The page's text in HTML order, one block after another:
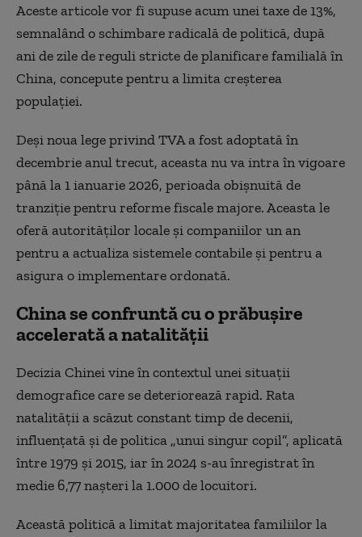
Aceste articole vor fi supuse acum unei taxe de 13%,
semnalând o schimbare radicală de politică, după
ani de zile de reguli stricte de planificare familială în
China, concepute pentru a limita creşterea
populaţiei.
Deşi noua lege privind TVA a fost adoptată în
decembrie anul trecut, aceasta nu va intra în vigoare
până la 1 ianuarie 2026, perioada obişnuită de
tranziţie pentru reforme fiscale majore. Aceasta le
oferă autorităţilor locale şi companiilor un an
pentru a actualiza sistemele contabile şi pentru a
asigura o implementare ordonată.
China se confruntă cu o prăbuşire
accelerată a natalităţii
Decizia Chinei vine în contextul unei situaţii
demografice care se deteriorează rapid. Rata
natalităţii a scăzut constant timp de decenii,
influenţată şi de politica „unui singur copil”, aplicată
între 1979 şi 2015, iar în 2024 s-au înregistrat în
medie 6,77 naşteri la 1.000 de locuitori.
Această politică a limitat majoritatea familiilor la